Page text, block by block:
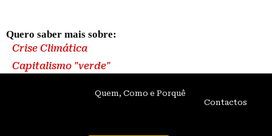
Quero saber mais sobre:
Crise Climática
Capitalismo "verde"
Quem, Como e Porquê
Contactos